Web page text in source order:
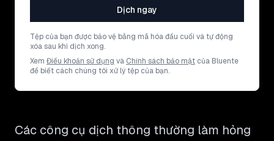
Dịch ngay
Tệp của bạn được bảo vệ bằng mã hóa đầu cuối và tự động
xóa sau khi dịch xong.
Xem Điều khoản sử dụng và Chính sách bảo mật của Bluente
để biết cách chúng tôi xử lý tệp của bạn.
Các công cụ dịch thông thường làm hỏng